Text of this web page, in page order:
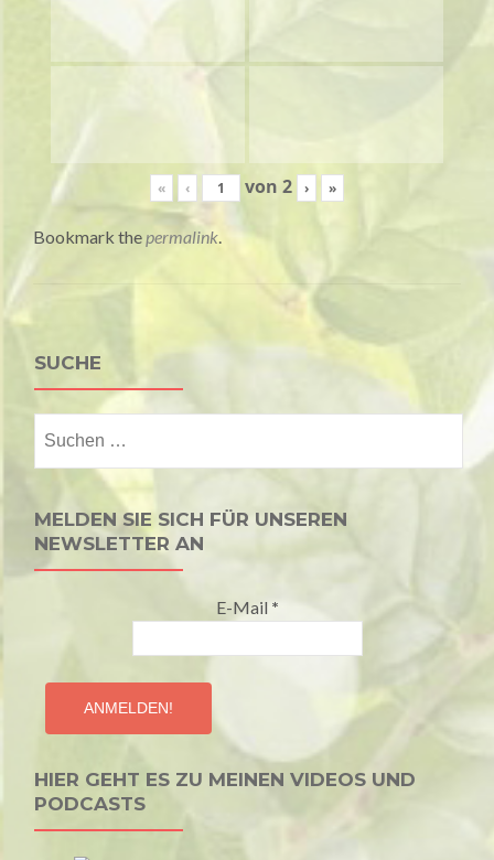
« ‹ von 2 › »
Bookmark the permalink.
SUCHE
nach:
MELDEN SIE SICH FÜR UNSEREN
NEWSLETTER AN
E-Mail *
HIER GEHT ES ZU MEINEN VIDEOS UND
PODCASTS